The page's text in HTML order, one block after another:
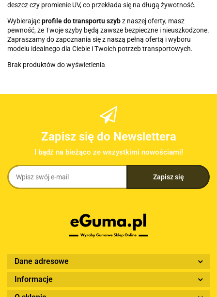
deszcz czy promienie UV, co przekłada się na długą żywotność.
Wybierającprofile do transportu szybz naszej oferty, masz
pewność, że Twoje szyby będą zawsze bezpieczne i nieuszkodzone.
Zapraszamy do zapoznania się z naszą pełną ofertą i wyboru
modelu idealnego dla Ciebie i Twoich potrzeb transportowych.
Brak produktów do wyświetlenia
Zapisz się do Newslettera
I bądź na bieżąco ze wszystkimi nowościami!
Dane adresowe
Informacje